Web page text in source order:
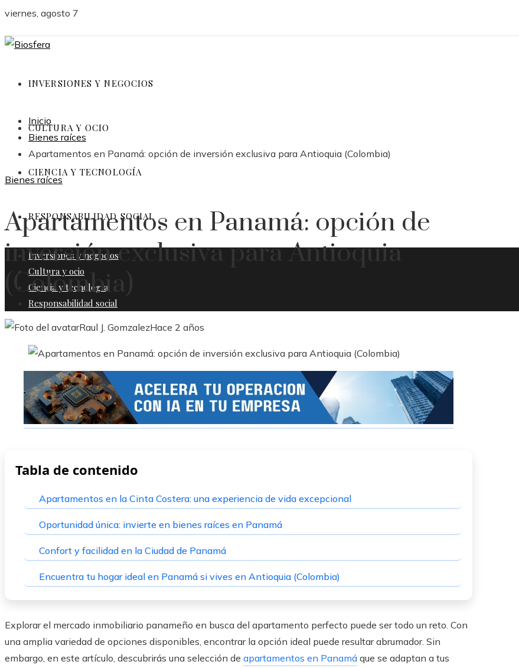
viernes, agosto 7
INVERSIONES Y NEGOCIOS
CULTURA Y OCIO
CIENCIA Y TECNOLOGÍA
RESPONSABILIDAD SOCIAL
Inversiones y negocios
Cultura y ocio
Ciencia y tecnología
Responsabilidad social
Inicio
Bienes raíces
Apartamentos en Panamá: opción de inversión exclusiva para Antioquia (Colombia)
Bienes raíces
Apartamentos en Panamá: opción de
inversión exclusiva para Antioquia
(Colombia)
Raul J. GomzalezHace 2 años
Tabla de contenido
Apartamentos en la Cinta Costera: una experiencia de vida excepcional
Oportunidad única: invierte en bienes raíces en Panamá
Confort y facilidad en la Ciudad de Panamá
Encuentra tu hogar ideal en Panamá si vives en Antioquia (Colombia)
Explorar el mercado inmobiliario panameño en busca del apartamento perfecto puede ser todo un reto. Con
una amplia variedad de opciones disponibles, encontrar la opción ideal puede resultar abrumador. Sin
embargo, en este artículo, descubrirás una selección de apartamentos en Panamá que se adaptan a tus